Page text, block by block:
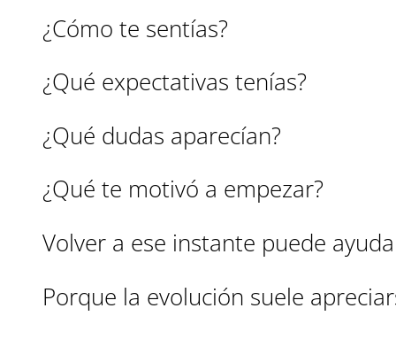
¿Cómo te sentías?
¿Qué expectativas tenías?
¿Qué dudas aparecían?
¿Qué te motivó a empezar?
Volver a ese instante puede
Porque la evolución suele